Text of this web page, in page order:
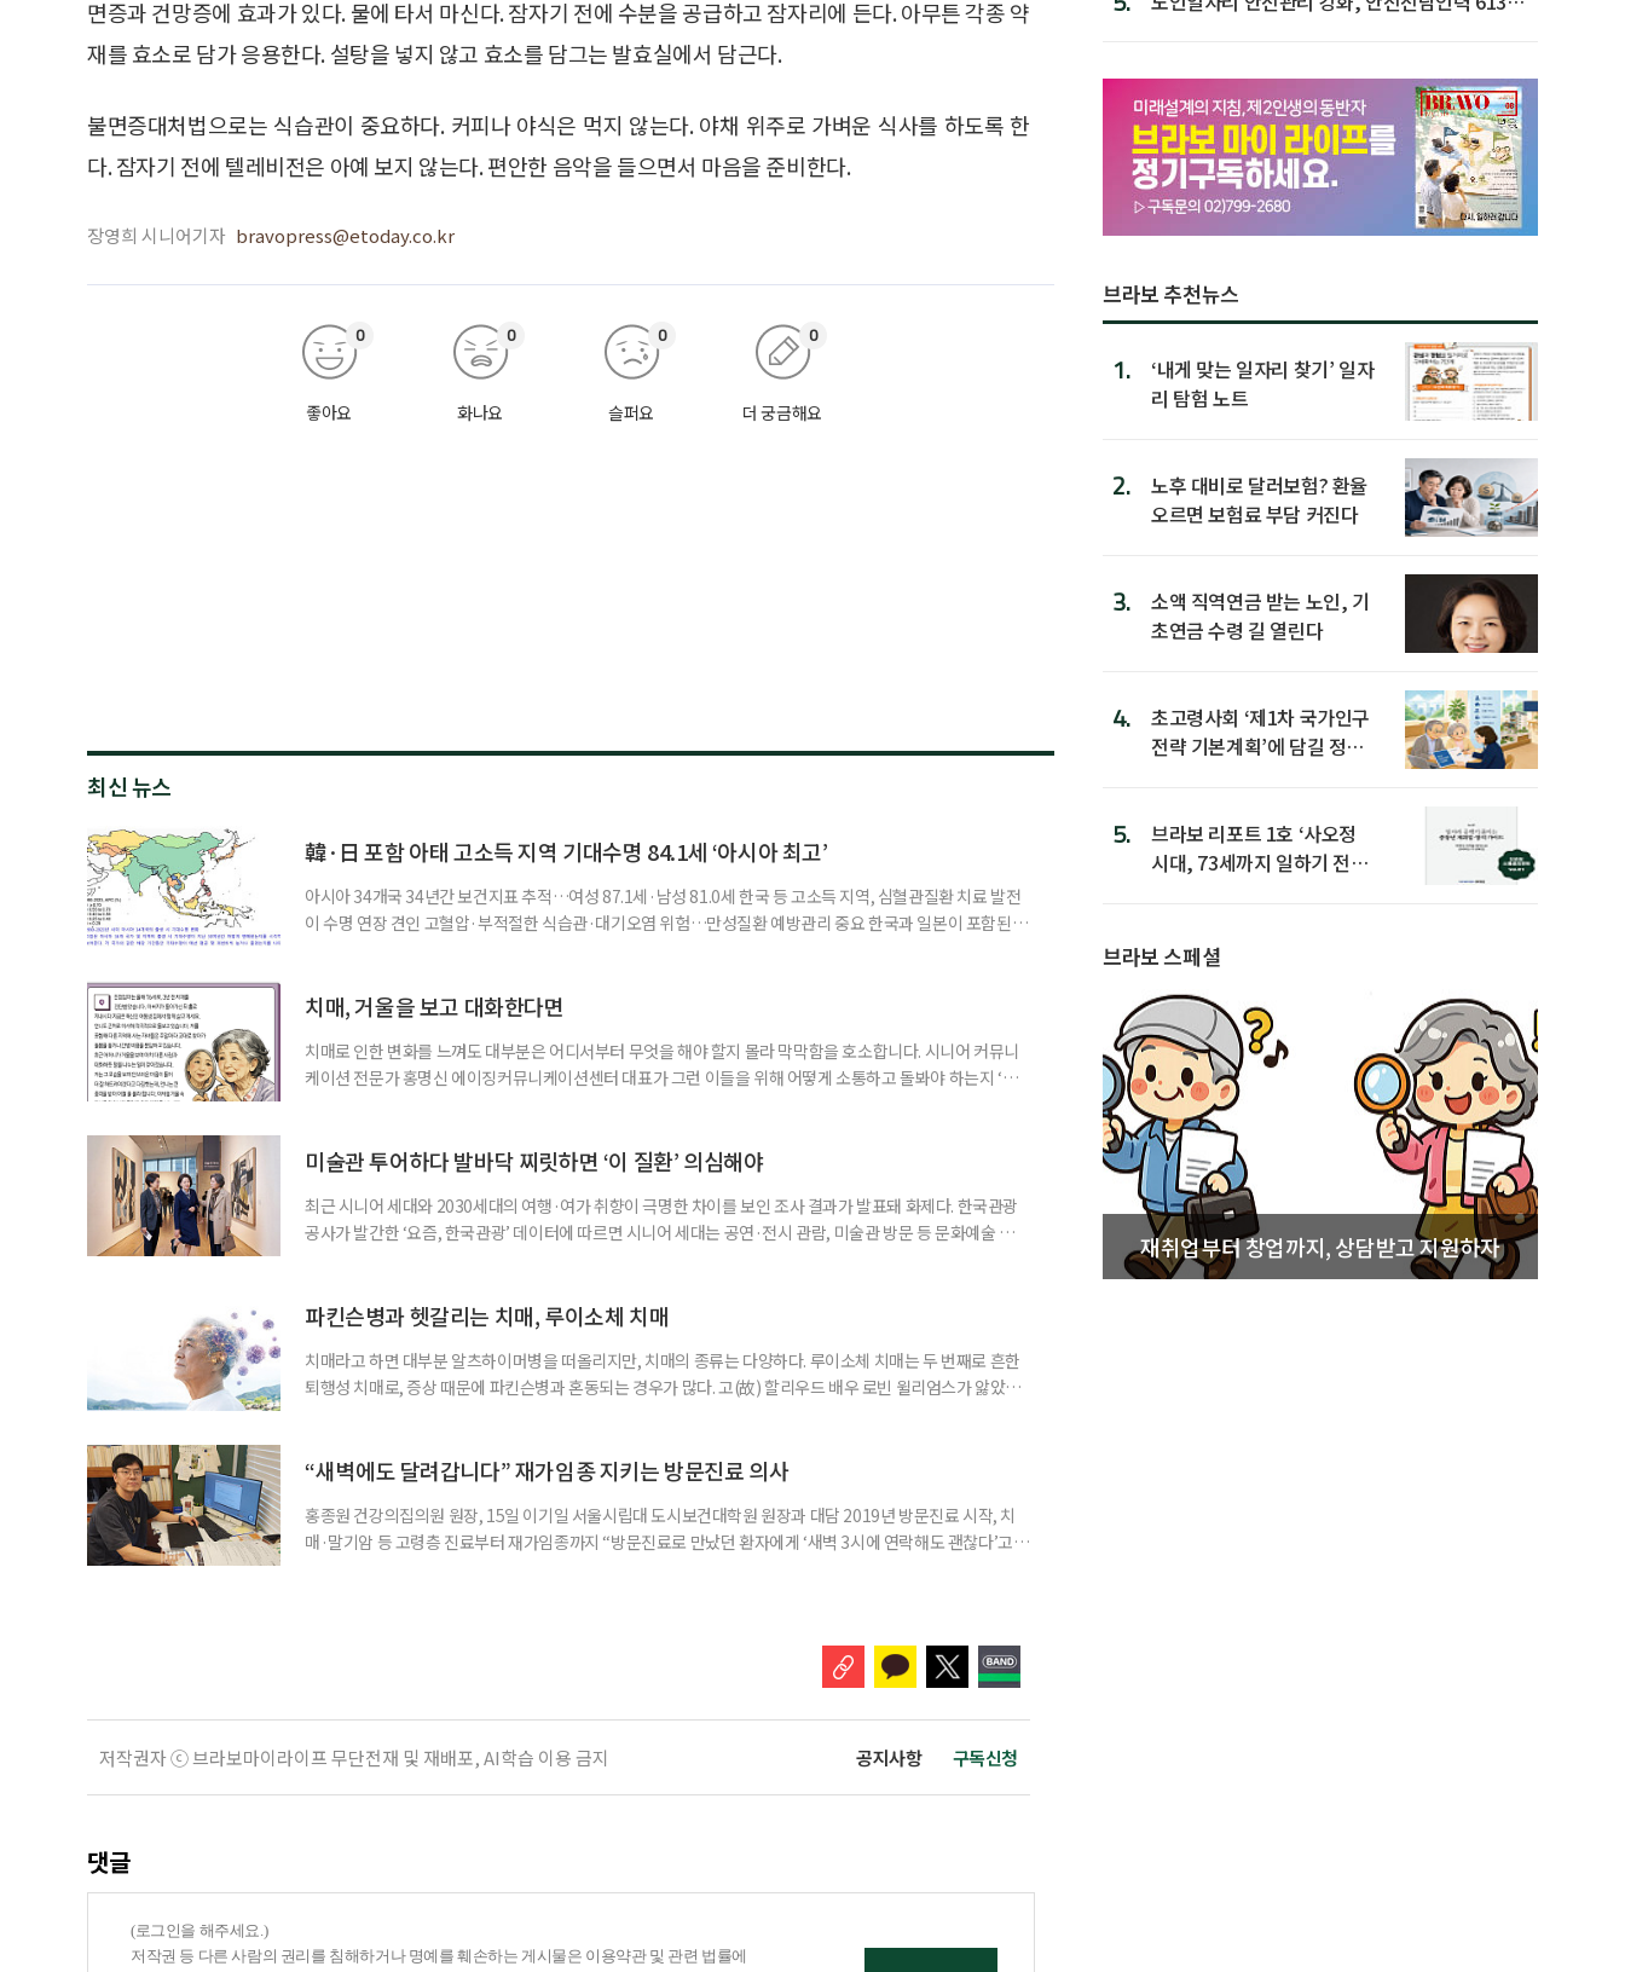
면증과 건망증에 효과가 있다. 물에 타서 마신다. 잠자기 전에 수분을 공급하고 잠자리에 든다. 아무튼 각종 약
재를 효소로 담가 응용한다. 설탕을 넣지 않고 효소를 담그는 발효실에서 담근다.
불면증대처법으로는 식습관이 중요하다. 커피나 야식은 먹지 않는다. 야채 위주로 가벼운 식사를 하도록 한
다. 잠자기 전에 텔레비전은 아예 보지 않는다. 편안한 음악을 들으면서 마음을 준비한다.
장영희 시니어기자 bravopress@etoday.co.kr
좋아요
0
화나요
0
슬퍼요
0
더 궁금해요
0
최신 뉴스
韓·日 포함 아태 고소득 지역 기대수명 84.1세 ‘아시아 최고’
아시아 34개국 34년간 보건지표 추적…여성 87.1세·남성 81.0세 한국 등 고소득 지역, 심혈관질환 치료 발전
이 수명 연장 견인 고혈압·부적절한 식습관·대기오염 위험…만성질환 예방관리 중요 한국과 일본이 포함된 아
분석한 장기 추적 결과를 발표했다. 이번 연구에는 고려대와 경희대를 비롯해 연세대, 워싱턴대 보건계량평
치매, 거울을 보고 대화한다면
치매로 인한 변화를 느껴도 대부분은 어디서부터 무엇을 해야 할지 몰라 막막함을 호소합니다. 시니어 커뮤니
케이션 전문가 홍명신 에이징커뮤니케이션센터 대표가 그런 이들을 위해 어떻게 소통하고 돌봐야 하는지 ‘치
어릴 때는 거울 속 모습을 다른 사람으로 인식했습니다. 대개 두 살 무렵이 되면 ‘거울 속의 나’를 알아보지요.
미술관 투어하다 발바닥 찌릿하면 ‘이 질환’ 의심해야
최근 시니어 세대와 2030세대의 여행·여가 취향이 극명한 차이를 보인 조사 결과가 발표돼 화제다. 한국관광
공사가 발간한 ‘요즘, 한국관광’ 데이터에 따르면 시니어 세대는 공연·전시 관람, 미술관 방문 등 문화예술 공간
보여준다. 일각에선 취업난과 경제적 불확실성 속에 2030세대는 심리적 휴식과 복잡한 생각을 비워내는
파킨슨병과 헷갈리는 치매, 루이소체 치매
치매라고 하면 대부분 알츠하이머병을 떠올리지만, 치매의 종류는 다양하다. 루이소체 치매는 두 번째로 흔한
퇴행성 치매로, 증상 때문에 파킨슨병과 혼동되는 경우가 많다. 고(故) 할리우드 배우 로빈 윌리엄스가 앓았던
야 한다. 루이소체는 알파시뉴클레인(Alpha-synuclein)이라는 단백질이 비정상적으로 응집해 만
“새벽에도 달려갑니다” 재가임종 지키는 방문진료 의사
홍종원 건강의집의원 원장, 15일 이기일 서울시립대 도시보건대학원 원장과 대담 2019년 방문진료 시작, 치
매·말기암 등 고령층 진료부터 재가임종까지 “방문진료로 만났던 환자에게 ‘새벽 3시에 연락해도 괜찮다’고
저작권자 ⓒ 브라보마이라이프 무단전재 및 재배포, AI학습 이용 금지 공지사항 구독신청
댓글
브라보 추천뉴스
1.
‘내게 맞는 일자리 찾기’ 일자
리 탐험 노트
2.
노후 대비로 달러보험? 환율
오르면 보험료 부담 커진다
3.
소액 직역연금 받는 노인, 기
초연금 수령 길 열린다
4.
초고령사회 ‘제1차 국가인구
전략 기본계획’에 담길 정책
5.
브라보 리포트 1호 ‘사오정
시대, 73세까지 일하기 전략’
브라보 스페셜
재취업부터 창업까지, 상담받고 지원하자